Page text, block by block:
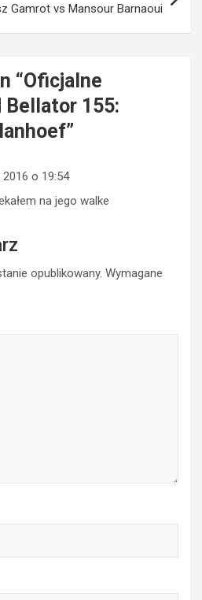
Gamrot vs Mansour Barnaoui
“Oficjalne
Bellator 155:
”
o 19:54
na jego walke
opublikowany. Wymagane